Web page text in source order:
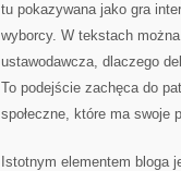
tu pokazywana jako gra
wyborcy. W tekstach
ustawodawcza, dlaczego
To podejście zachęca do
społeczne, które ma swoje
Istotnym elementem bloga